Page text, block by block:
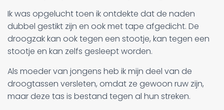
Ik was opgelucht toen ik ontdekte dat de naden
dubbel gestikt zijn en ook met tape afgedicht. De
droogzak kan ook tegen een stootje, kan tegen een
stootje en kan zelfs gesleept worden.
Als moeder van jongens heb ik mijn deel van de
droogtassen versleten, omdat ze gewoon ruw zijn,
maar deze tas is bestand tegen al hun streken.